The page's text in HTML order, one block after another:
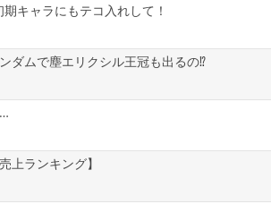
キャラにもテコ入れして！
ダムで塵エリクシル王冠も出るの⁉
上ランキング】